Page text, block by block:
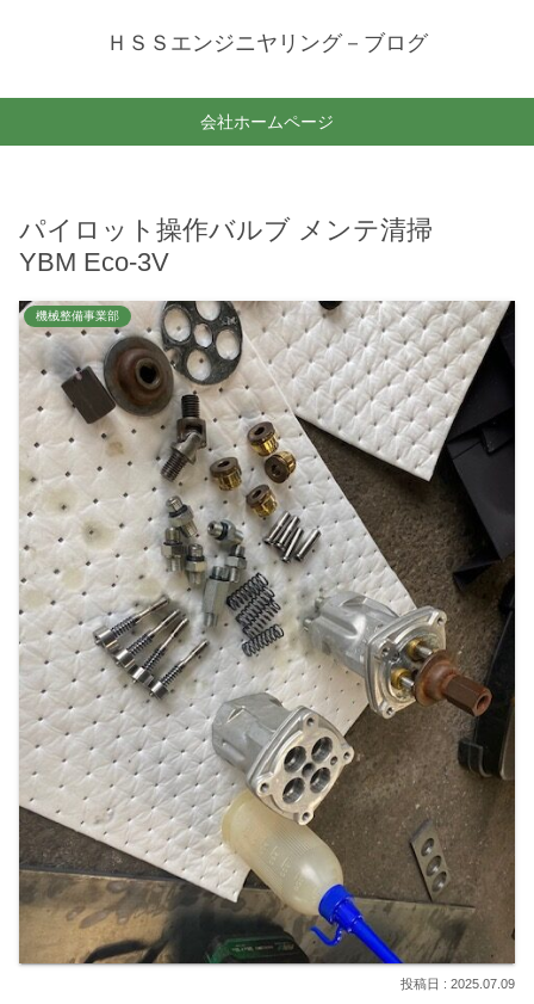
ＨＳＳエンジニヤリング－ブログ
会社ホームページ
パイロット操作バルブ メンテ清掃
YBM Eco-3V
機械整備事業部
2025.07.09